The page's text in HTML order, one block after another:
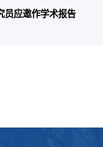
员应邀作学术报告